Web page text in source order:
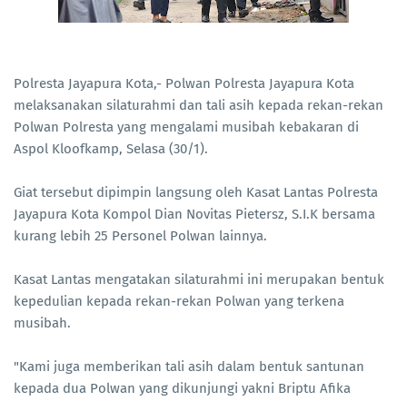
Polresta Jayapura Kota,- Polwan Polresta Jayapura Kota
melaksanakan silaturahmi dan tali asih kepada rekan-rekan
Polwan Polresta yang mengalami musibah kebakaran di
Aspol Kloofkamp, Selasa (30/1).
Giat tersebut dipimpin langsung oleh Kasat Lantas Polresta
Jayapura Kota Kompol Dian Novitas Pietersz, S.I.K bersama
kurang lebih 25 Personel Polwan lainnya.
Kasat Lantas mengatakan silaturahmi ini merupakan bentuk
kepedulian kepada rekan-rekan Polwan yang terkena
musibah.
"Kami juga memberikan tali asih dalam bentuk santunan
kepada dua Polwan yang dikunjungi yakni Briptu Afika